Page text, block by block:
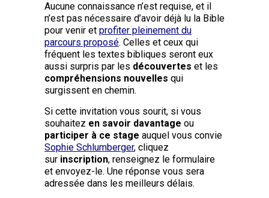
Aucune connaissance n’est requise, et il
n’est pas nécessaire d’avoir déjà lu la Bible
pour venir et profiter pleinement du
parcours proposé. Celles et ceux qui
fréquent les textes bibliques seront eux
aussi surpris par les découvertes et les
compréhensions nouvelles qui
surgissent en chemin.
Si cette invitation vous sourit, si vous
souhaitez en savoir davantage ou
participer à ce stage auquel vous convie
Sophie Schlumberger, cliquez
sur inscription, renseignez le formulaire
et envoyez-le. Une réponse vous sera
adressée dans les meilleurs délais.